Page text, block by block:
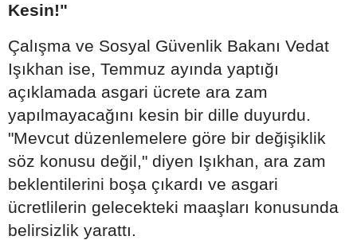
Kesin!"
Çalışma ve Sosyal Güvenlik Bakanı Vedat
Işıkhan ise, Temmuz ayında yaptığı
açıklamada asgari ücrete ara zam
yapılmayacağını kesin bir dille duyurdu.
"Mevcut düzenlemelere göre bir değişiklik
söz konusu değil," diyen Işıkhan, ara zam
beklentilerini boşa çıkardı ve asgari
ücretlilerin gelecekteki maaşları konusunda
belirsizlik yarattı.